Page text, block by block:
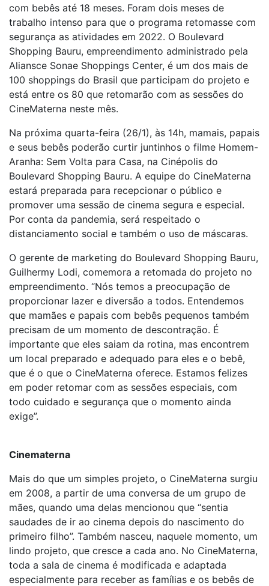
com bebês até 18 meses. Foram dois meses de
trabalho intenso para que o programa retomasse com
segurança as atividades em 2022. O Boulevard
Shopping Bauru, empreendimento administrado pela
Aliansce Sonae Shoppings Center, é um dos mais de
100 shoppings do Brasil que participam do projeto e
está entre os 80 que retomarão com as sessões do
CineMaterna neste mês.
Na próxima quarta-feira (26/1), às 14h, mamais, papais
e seus bebês poderão curtir juntinhos o filme Homem-
Aranha: Sem Volta para Casa, na Cinépolis do
Boulevard Shopping Bauru. A equipe do CineMaterna
estará preparada para recepcionar o público e
promover uma sessão de cinema segura e especial.
Por conta da pandemia, será respeitado o
distanciamento social e também o uso de máscaras.
O gerente de marketing do Boulevard Shopping Bauru,
Guilhermy Lodi, comemora a retomada do projeto no
empreendimento. “Nós temos a preocupação de
proporcionar lazer e diversão a todos. Entendemos
que mamães e papais com bebês pequenos também
precisam de um momento de descontração. É
importante que eles saiam da rotina, mas encontrem
um local preparado e adequado para eles e o bebê,
que é o que o CineMaterna oferece. Estamos felizes
em poder retomar com as sessões especiais, com
todo cuidado e segurança que o momento ainda
exige”.
Cinematerna
Mais do que um simples projeto, o CineMaterna surgiu
em 2008, a partir de uma conversa de um grupo de
mães, quando uma delas mencionou que “sentia
saudades de ir ao cinema depois do nascimento do
primeiro filho”. Também nasceu, naquele momento, um
lindo projeto, que cresce a cada ano. No CineMaterna,
toda a sala de cinema é modificada e adaptada
especialmente para receber as famílias e os bebês de